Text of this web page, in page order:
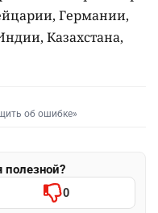
Германии,
Казахстана,
об ошибке»
полезной?
0